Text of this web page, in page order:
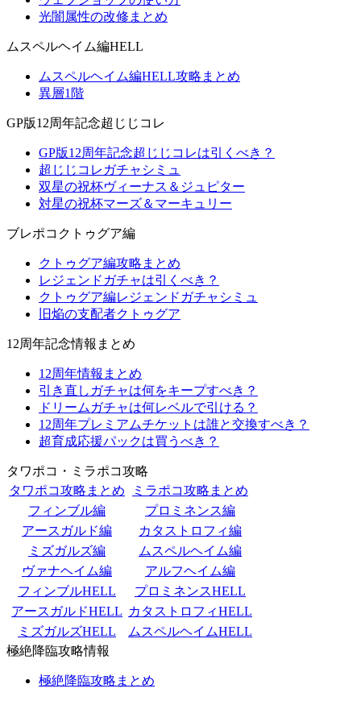
光闇属性の改修まとめ
ムスペルヘイム編HELL
ムスペルヘイム編HELL攻略まとめ
異層1階
GP版12周年記念超じじコレ
GP版12周年記念超じじコレは引くべき？
超じじコレガチャシミュ
双星の祝杯ヴィーナス＆ジュピター
対星の祝杯マーズ＆マーキュリー
ブレポコクトゥグア編
クトゥグア編攻略まとめ
レジェンドガチャは引くべき？
クトゥグア編レジェンドガチャシミュ
旧焔の支配者クトゥグア
12周年記念情報まとめ
12周年情報まとめ
引き直しガチャは何をキープすべき？
ドリームガチャは何レベルで引ける？
12周年プレミアムチケットは誰と交換すべき？
超育成応援パックは買うべき？
タワポコ・ミラポコ攻略
タワポコ攻略まとめ
ミラポコ攻略まとめ
フィンブル編
プロミネンス編
アースガルド編
カタストロフィ編
ミズガルズ編
ムスペルヘイム編
ヴァナヘイム編
アルフヘイム編
フィンブルHELL
プロミネンスHELL
アースガルドHELL カタストロフィHELL
ミズガルズHELL
ムスペルヘイムHELL
極絶降臨攻略情報
極絶降臨攻略まとめ